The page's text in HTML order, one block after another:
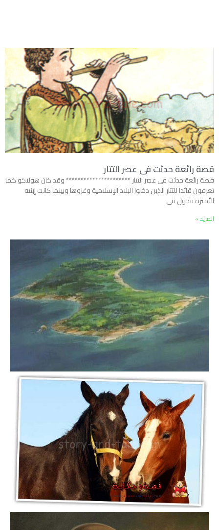
قصة رائعة حدثت فى عصر التتار
قصة رائعة حدثت فى عصر التتار ********************** وقد كان هولاكو كما
تعرفون قائدا للتتار الذين دخلوا البلاد الإسلامية وغزوها وبينما كانت إبنته
الأميرة تتجول فى
المزيد »